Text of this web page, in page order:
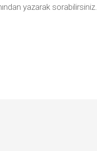
yazarak sorabilirsiniz.